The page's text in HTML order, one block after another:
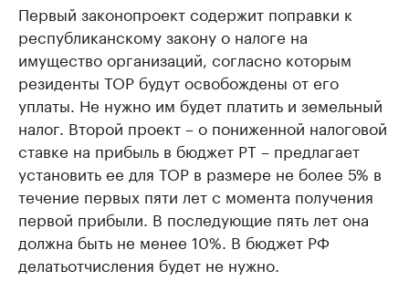
Первый законопроект содержит поправки к
республиканскому закону о налоге на
имущество организаций, согласно которым
резиденты ТОР будут освобождены от его
уплаты. Не нужно им будет платить и земельный
налог. Второй проект – о пониженной налоговой
ставке на прибыль в бюджет РТ – предлагает
установить ее для ТОР в размере не более 5% в
течение первых пяти лет с момента получения
первой прибыли. В последующие пять лет она
должна быть не менее 10%. В бюджет РФ
делатьотчисления будет не нужно.